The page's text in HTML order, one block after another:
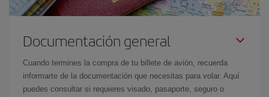
Documentación general
Cuando termines la compra de tu billete de avión, recuerda
informarte de la documentación que necesitas para volar. Aquí
puedes consultar si requieres visado, pasaporte, seguro o